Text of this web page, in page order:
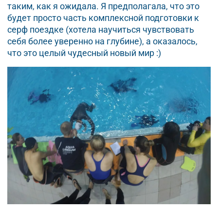
таким, как я ожидала. Я предполагала, что это
будет просто часть комплексной подготовки к
серф поездке (хотела научиться чувствовать
себя более уверенно на глубине), а оказалось,
что это целый чудесный новый мир :)